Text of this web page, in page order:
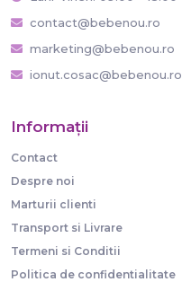
contact@bebenou.ro
marketing@bebenou.ro
ionut.cosac@bebenou.ro
Informaţii
Contact
Despre noi
Marturii clienti
Transport si Livrare
Termeni si Conditii
Politica de confidentialitate